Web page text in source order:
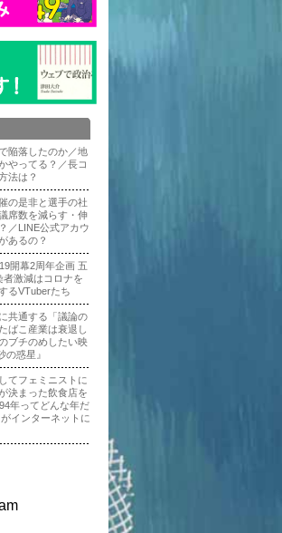
陥落したのか／地
やってる？／長コ
法は？
の是非と選手の社
席数を減らす・伸
／LINE公式アカウ
あるの？
開幕2周年企画 五
激減はコロナを
るVTuberたち
共通する「議論の
ばこ産業は衰退し
ブチのめしたい映
惑星』
てフェミニストに
決まった飲食店を
年ってどんな年だ
インターネットに